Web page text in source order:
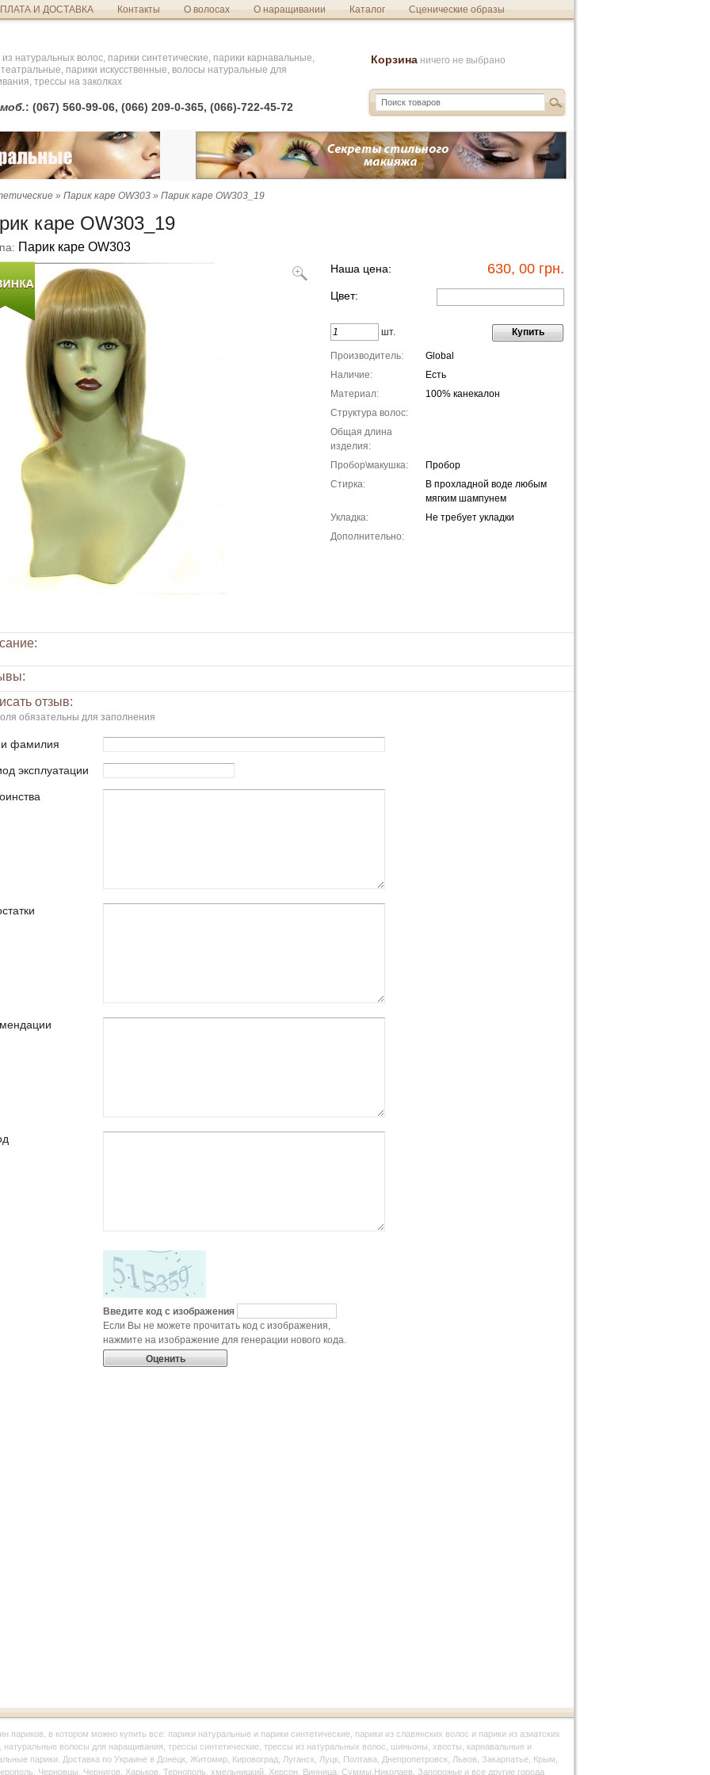
И ДОСТАВКА Контакты О волосах О наращивании Каталог Сценические образы
натуральных волос, парики синтетические, парики карнавальные,
парики искусственные, волосы натуральные для
трессы на заколках
Корзина ничего не выбрано
моб.: (067) 560-99-06, (066) 209-0-365, (066)-722-45-72
» Парик каре OW303 » Парик каре OW303_19
каре OW303_19
Парик каре OW303
Наша цена: 630, 00 грн.
Цвет:
шт. Купить
Производитель:
Global
Наличие:
Есть
Материал:
100% канекалон
Структура волос:
Общая длина
изделия:
Пробор\макушка:
Пробор
Стирка:
В прохладной воде любым
мягким шампунем
Укладка:
Не требует укладки
Дополнительно:
отзыв:
обязательны для заполнения
фамилия
эксплуатации
Введите код с изображения
Если Вы не можете прочитать код с изображения,
нажмите на изображение для генерации нового кода.
париков, в котором можно купить все: парики натуральные и парики синтетические, парики из славянских волос и парики из азиатских
натуральные волосы для наращивания, трессы синтетические, трессы из натуральных волос, шиньоны, хвосты, карнавальные и
парики. Доставка по Украине в Донецк, Житомир, Кировоград, Луганск, Луцк, Полтава, Днепропетровск, Львов, Закарпатье, Крым,
Черновцы, Чернигов, Харьков, Тернополь, хмельницкий, Херсон, Винница, Суммы,Николаев, Запорожье и все другие города